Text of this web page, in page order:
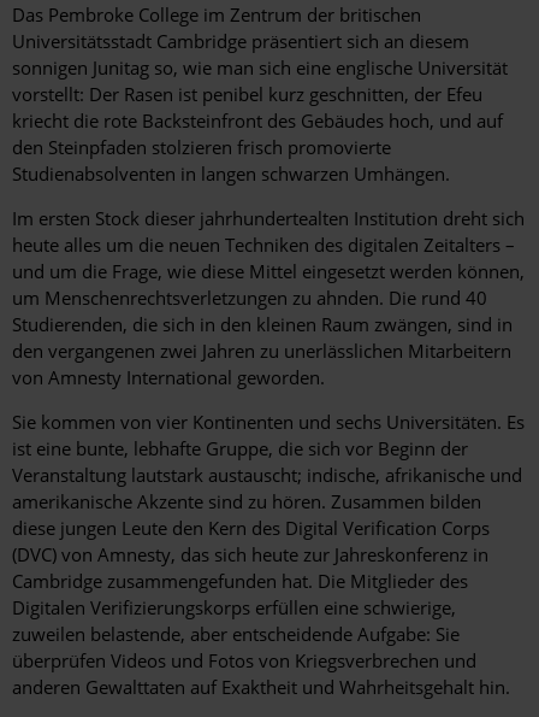
Das Pembroke College im Zentrum der britischen
Universitätsstadt Cambridge präsentiert sich an diesem
sonnigen Junitag so, wie man sich eine englische Universität
vorstellt: Der Rasen ist penibel kurz geschnitten, der Efeu
kriecht die rote Backsteinfront des Gebäudes hoch, und auf
den Steinpfaden stolzieren frisch promovierte
Studienabsolventen in langen schwarzen Umhängen.
Im ersten Stock dieser jahrhundertealten Institution dreht sich
heute alles um die neuen Techniken des digitalen Zeitalters –
und um die Frage, wie diese Mittel eingesetzt werden können,
um Menschenrechtsverletzungen zu ahnden. Die rund 40
Studierenden, die sich in den kleinen Raum zwängen, sind in
den vergangenen zwei Jahren zu unerlässlichen Mitarbeitern
von Amnesty International geworden.
Sie kommen von vier Kontinenten und sechs Universitäten. Es
ist eine bunte, lebhafte Gruppe, die sich vor Beginn der
Veranstaltung lautstark austauscht; indische, afrikanische und
amerikanische Akzente sind zu hören. Zusammen bilden
diese jungen Leute den Kern des Digital Verification Corps
(DVC) von Amnesty, das sich heute zur Jahreskonferenz in
Cambridge zusammengefunden hat. Die Mitglieder des
Digitalen Verifizierungskorps erfüllen eine schwierige,
zuweilen belastende, aber entscheidende Aufgabe: Sie
überprüfen Videos und Fotos von Kriegsverbrechen und
anderen Gewalttaten auf Exaktheit und Wahrheitsgehalt hin.